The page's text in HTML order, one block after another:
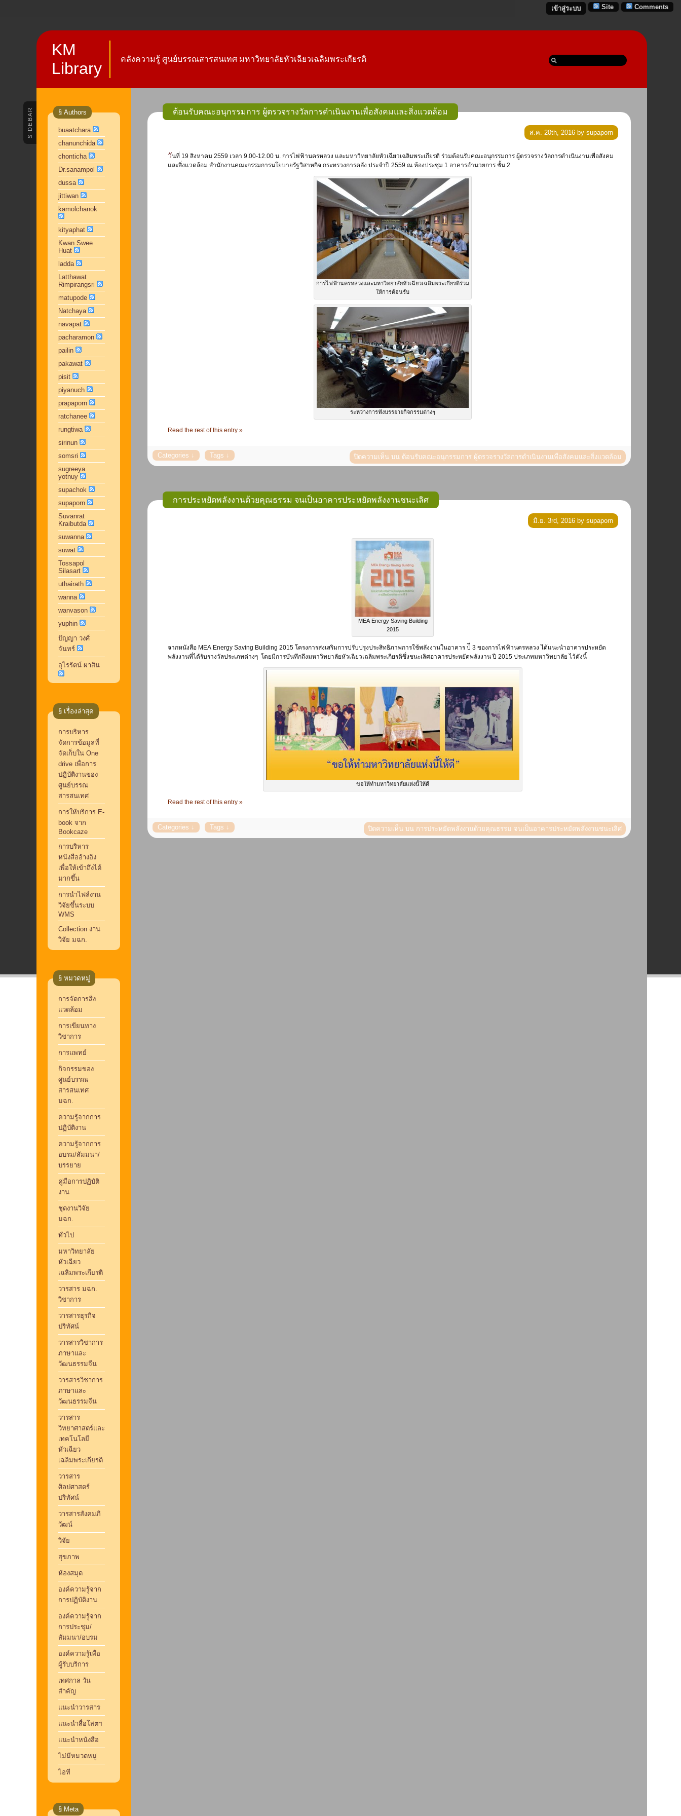
Comments
Site
เข้าสู่ระบบ
KM
Library
คลังความรู้ ศูนย์บรรณสารสนเทศ มหาวิทยาลัยหัวเฉียวเฉลิมพระเกียรติ
SIDEBAR § Authors
buaatchara
chanunchida
chonticha
Dr.sanampol
dussa
jittiwan
kamolchanok
kityaphat
Kwan Swee
Huat
ladda
Latthawat
Rimpirangsri
matupode
Natchaya
navapat
pacharamon
pailin
pakawat
pisit
piyanuch
prapaporn
ratchanee
rungtiwa
sirinun
somsri
sugreeya
yotnuy
supachok
supaporn
Suvanrat
Kraibutda
suwanna
suwat
Tossapol
Silasart
uthairath
wanna
wanvason
yuphin
ปัญญา วงศ์
จันทร์
อุไรรัตน์ ผาสิน
§ เรื่องล่าสุด
การบริหาร
จัดการข้อมูลที่
จัดเก็บใน One
drive เพื่อการ
ปฏิบัติงานของ
ศูนย์บรรณ
สารสนเทศ
การให้บริการ E-
book จาก
Bookcaze
การบริหาร
หนังสืออ้างอิง
เพื่อให้เข้าถึงได้
มากขึ้น
การนำไฟล์งาน
วิจัยขึ้นระบบ
WMS
Collection งาน
วิจัย มฉก.
§ หมวดหมู่
การจัดการสิ่ง
แวดล้อม
การเขียนทาง
วิชาการ
การแพทย์
กิจกรรมของ
ศูนย์บรรณ
สารสนเทศ
มฉก.
ความรู้จากการ
ปฏิบัติงาน
ความรู้จากการ
อบรม/สัมมนา/
บรรยาย
คู่มือการปฏิบัติ
งาน
ชุดงานวิจัย
มฉก.
ทั่วไป
มหาวิทยาลัย
หัวเฉียว
เฉลิมพระเกียรติ
วารสาร มฉก.
วิชาการ
วารสารธุรกิจ
ปริทัศน์
วารสารวิชาการ
ภาษาและ
วัฒนธรรมจีน
วารสารวิชาการ
ภาษาและ
วัฒนธรรมจีน
วารสาร
วิทยาศาสตร์และ
เทคโนโลยี
หัวเฉียว
เฉลิมพระเกียรติ
วารสาร
ศิลปศาสตร์
ปริทัศน์
วารสารสังคมภิ
วัฒน์
วิจัย
สุขภาพ
ห้องสมุด
องค์ความรู้จาก
การปฏิบัติงาน
องค์ความรู้จาก
การประชุม/
สัมมนา/อบรม
องค์ความรู้เพื่อ
ผู้รับบริการ
เทศกาล วัน
สำคัญ
แนะนำวารสาร
แนะนำสื่อโสตฯ
แนะนำหนังสือ
ไม่มีหมวดหมู่
ไอที
§ Meta
ต้อนรับคณะอนุกรรมการ ผู้ตรวจรางวัลการดำเนินงานเพื่อสังคมและสิ่งแวดล้อม
ส.ค. 20th, 2016 by supaporn
วันที่ 19 สิงหาคม 2559 เวลา 9.00-12.00 น. การไฟฟ้านครหลวง และมหาวิทยาลัยหัวเฉียวเฉลิมพระเกียรติ ร่วมต้อนรับคณะอนุกรรมการ ผู้ตรวจรางวัลการดำเนินงานเพื่อสังคม
และสิ่งแวดล้อม สำนักงานคณะกรรมการนโยบายรัฐวิสาหกิจ กระทรวงการคลัง ประจำปี 2559 ณ ห้องประชุม 1 อาคารอำนวยการ ชั้น 2
การไฟฟ้านครหลวงและมหาวิทยาลัยหัวเฉียวเฉลิมพระเกียรติร่วม
ให้การต้อนรับ
ระหว่างการฟังบรรยายกิจกรรมต่างๆ
Read the rest of this entry »
ปิดความเห็น บน ต้อนรับคณะอนุกรรมการ ผู้ตรวจรางวัลการดำเนินงานเพื่อสังคมและสิ่งแวดล้อม
การประหยัดพลังงานด้วยคุณธรรม จนเป็นอาคารประหยัดพลังงานชนะเลิศ
มิ.ย. 3rd, 2016 by supaporn
MEA Energy Saving Building
2015
จากหนังสือ MEA Energy Saving Building 2015 โครงการส่งเสริมการปรับปรุงประสิทธิภาพการใช้พลังงานในอาคาร ป่ี 3 ของการไฟฟ้านครหลวง ได้แนะนำอาคารประหยัด
พลังงานที่ได้รับรางวัลประเภทต่างๆ โดยมีการบันทึกถึงมหาวิทยาลัยหัวเฉียวเฉลิมพระเกียรติซึ่งชนะเลิศอาคารประหยัดพลังงาน ปี 2015 ประเภทมหาวิทยาลัย ไว้ดังนี้
ขอให้ทำมหาวิทยาลัยแห่งนี้ให้ดี
Read the rest of this entry »
ปิดความเห็น บน การประหยัดพลังงานด้วยคุณธรรม จนเป็นอาคารประหยัดพลังงานชนะเลิศ